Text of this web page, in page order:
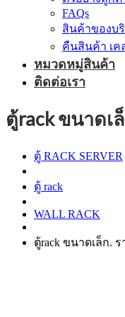
FAQs
สินค้าของบ
คืนสินค้า เค
หมวดหมู่สินค้า
ติดต่อเรา
ตู้rack ขนาดเ
ตู้ RACK SERVER
ตู้ rack
WALL RACK
ตู้rack ขนาดเล็ก.